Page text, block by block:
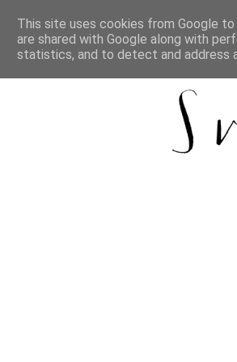
This site uses cookies from Google
are shared with Google along with
statistics, and to detect and address